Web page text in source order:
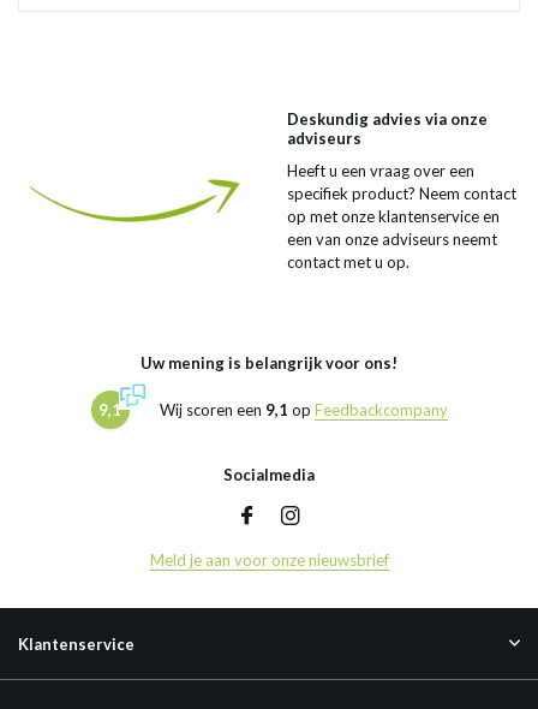
Deskundig advies via onze
adviseurs
Heeft u een vraag over een
specifiek product? Neem contact
op met onze klantenservice en
een van onze adviseurs neemt
contact met u op.
Uw mening is belangrijk voor ons!
9,1 Wij scoren een 9,1 op Feedbackcompany
Socialmedia
Meld je aan voor onze nieuwsbrief
Klantenservice